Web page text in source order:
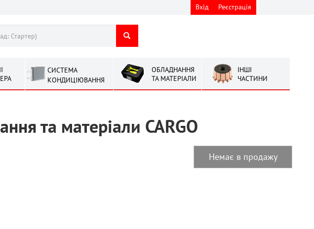
Вхід Реєстрація
СИСТЕМА
КОНДИЦІЮВАННЯ
ОБЛАДНАННЯ
ТА МАТЕРІАЛИ
ІНШІ
ЧАСТИНИ
та матерiали CARGO
Немає в продажу